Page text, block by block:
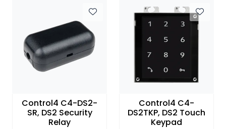
Control4 C4-DS2-
SR, DS2 Security
Relay
Control4 C4-
DS2TKP, DS2 Touch
Keypad
Nettverk
Tilbehør